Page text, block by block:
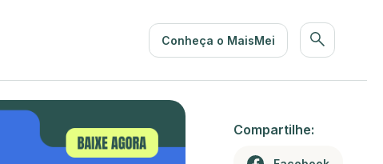
Conheça o MaisMei
Compartilhe: